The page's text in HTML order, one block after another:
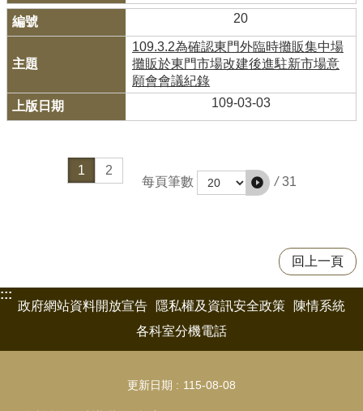
20
109.3.2為確認東門外臨時攤販集中場
攤販於東門市場改建後進駐新市場意
願會會議紀錄
109-03-03
1
2
每頁筆數
/ 31
回上一頁
:::
政府網站資料開放宣告
隱私權及資訊安全政策
陳情系統
各科室分機電話
更新日期 115-08-08